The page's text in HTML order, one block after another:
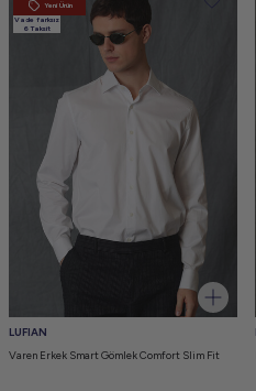
Yeni Ürün
Vade farksız
6 Taksit
LUFIAN
Varen Erkek Smart Gömlek Comfort Slim Fit